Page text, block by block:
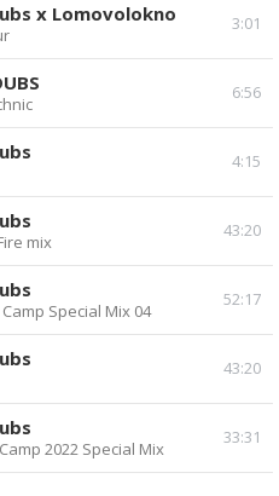
3:01
x Lomovolokno
6:56
4:15
43:20
mix
52:17
Camp Special Mix 04
43:20
33:31
2022 Special Mix